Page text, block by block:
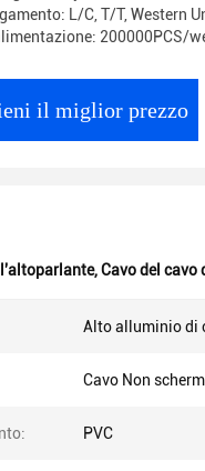
L/C, T/T, Western
200000PCS/
il miglior prezzo
,Cavo del cavo
Alto alluminio di
Cavo Non
PVC